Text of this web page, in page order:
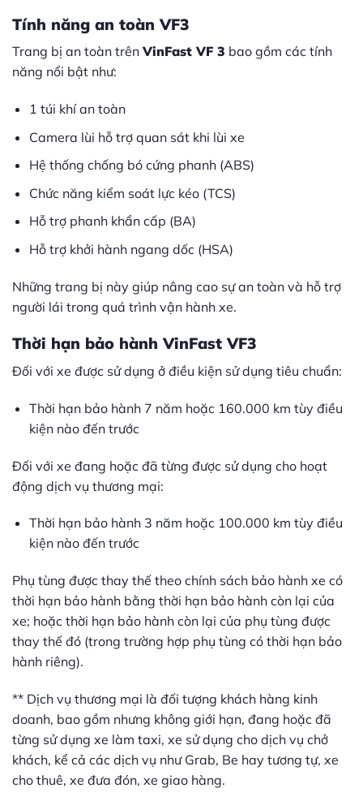
Tính năng an toàn VF3
Trang bị an toàn trên VinFast VF 3 bao gồm các tính
năng nổi bật như:
1 túi khí an toàn
Camera lùi hỗ trợ quan sát khi lùi xe
Hệ thống chống bó cứng phanh (ABS)
Chức năng kiểm soát lực kéo (TCS)
Hỗ trợ phanh khẩn cấp (BA)
Hỗ trợ khởi hành ngang dốc (HSA)
Những trang bị này giúp nâng cao sự an toàn và hỗ trợ
người lái trong quá trình vận hành xe.
Thời hạn bảo hành VinFast VF3
Đối với xe được sử dụng ở điều kiện sử dụng tiêu chuẩn:
Thời hạn bảo hành 7 năm hoặc 160.000 km tùy điều
kiện nào đến trước
Đối với xe đang hoặc đã từng được sử dụng cho hoạt
động dịch vụ thương mại:
Thời hạn bảo hành 3 năm hoặc 100.000 km tùy điều
kiện nào đến trước
Phụ tùng được thay thế theo chính sách bảo hành xe có
thời hạn bảo hành bằng thời hạn bảo hành còn lại của
xe; hoặc thời hạn bảo hành còn lại của phụ tùng được
thay thế đó (trong trường hợp phụ tùng có thời hạn bảo
hành riêng).
** Dịch vụ thương mại là đối tượng khách hàng kinh
doanh, bao gồm nhưng không giới hạn, đang hoặc đã
từng sử dụng xe làm taxi, xe sử dụng cho dịch vụ chở
khách, kể cả các dịch vụ như Grab, Be hay tương tự, xe
cho thuê, xe đưa đón, xe giao hàng.